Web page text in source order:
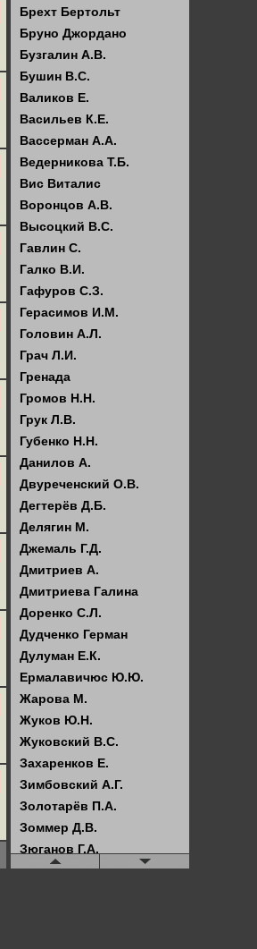
Брехт Бертольт
Бруно Джордано
Бузгалин А.В.
Бушин В.С.
Валиков Е.
Васильев К.Е.
Вассерман А.А.
Ведерникова Т.Б.
Вис Виталис
Воронцов А.В.
Высоцкий В.С.
Гавлин С.
Галко В.И.
Гафуров С.З.
Герасимов И.М.
Головин А.Л.
Грач Л.И.
Гренада
Громов Н.Н.
Грук Л.В.
Губенко Н.Н.
Данилов А.
Двуреченский О.В.
Дегтерёв Д.Б.
Делягин М.
Джемаль Г.Д.
Дмитриев А.
Дмитриева Галина
Доренко С.Л.
Дудченко Герман
Дулуман Е.К.
Ермалавичюс Ю.Ю.
Жарова М.
Жуков Ю.Н.
Жуковский В.С.
Захаренков Е.
Зимбовский А.Г.
Золотарёв П.А.
Зоммер Д.В.
Зюганов Г.А.
Илюхин В.И.